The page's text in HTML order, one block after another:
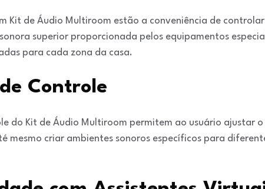
Kit de Áudio Multiroom estão a conveniência de
superior proporcionada pelos equipamentos
para cada zona da casa.
Controle
do Kit de Áudio Multiroom permitem ao usuário ajustar o
mesmo criar ambientes sonoros específicos para